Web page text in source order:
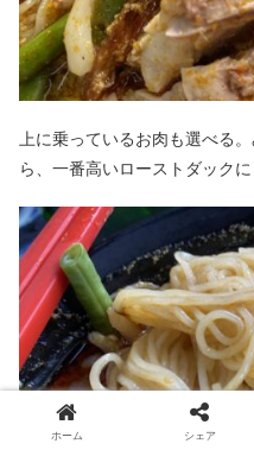
上に乗っているお肉も選べる
ら、一番高いローストダック
ホーム シェア